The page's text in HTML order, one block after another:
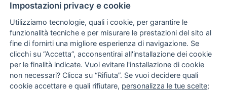
iscriviti alla newsletter
per tutti gli ordini
NUCCIA COSTANTINO
via Argiro 112/114 - 70122 Bari
Impostazioni privacy e cookie
Utilizziamo tecnologie, quali i cookie, per garantire le
funzionalità tecniche e per misurare le prestazioni del sito al
fine di fornirti una migliore esperienza di navigazione. Se
clicchi su “Accetta”, acconsentirai all'installazione dei cookie
per le finalità indicate. Vuoi evitare l'installazione di cookie
non necessari? Clicca su “Rifiuta”. Se vuoi decidere quali
cookie accettare e quali rifiutare, personalizza le tue scelte;